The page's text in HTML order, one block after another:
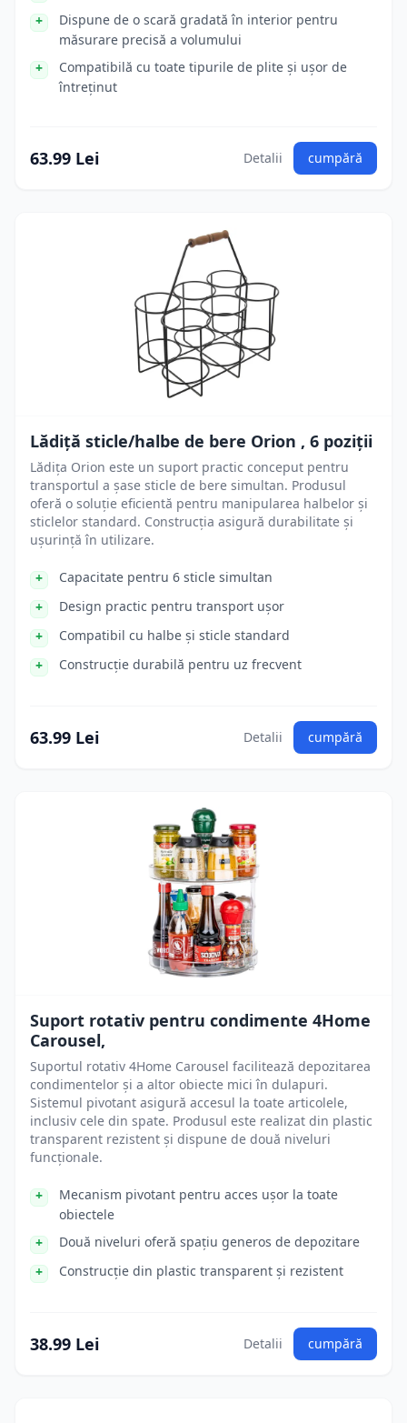
Dispune de o scară gradată în interior pentru
măsurare precisă a volumului
Compatibilă cu toate tipurile de plite și ușor de
întreținut
63.99 Lei Detalii cumpără
Lădiță sticle/halbe de bere Orion , 6 poziții
Lădița Orion este un suport practic conceput pentru
transportul a șase sticle de bere simultan. Produsul
oferă o soluție eficientă pentru manipularea halbelor și
sticlelor standard. Construcția asigură durabilitate și
ușurință în utilizare.
Capacitate pentru 6 sticle simultan
Design practic pentru transport ușor
Compatibil cu halbe și sticle standard
Construcție durabilă pentru uz frecvent
63.99 Lei Detalii cumpără
Suport rotativ pentru condimente 4Home
Carousel,
Suportul rotativ 4Home Carousel facilitează depozitarea
condimentelor și a altor obiecte mici în dulapuri.
Sistemul pivotant asigură accesul la toate articolele,
inclusiv cele din spate. Produsul este realizat din plastic
transparent rezistent și dispune de două niveluri
funcționale.
Mecanism pivotant pentru acces ușor la toate
obiectele
Două niveluri oferă spațiu generos de depozitare
Construcție din plastic transparent și rezistent
38.99 Lei Detalii cumpără